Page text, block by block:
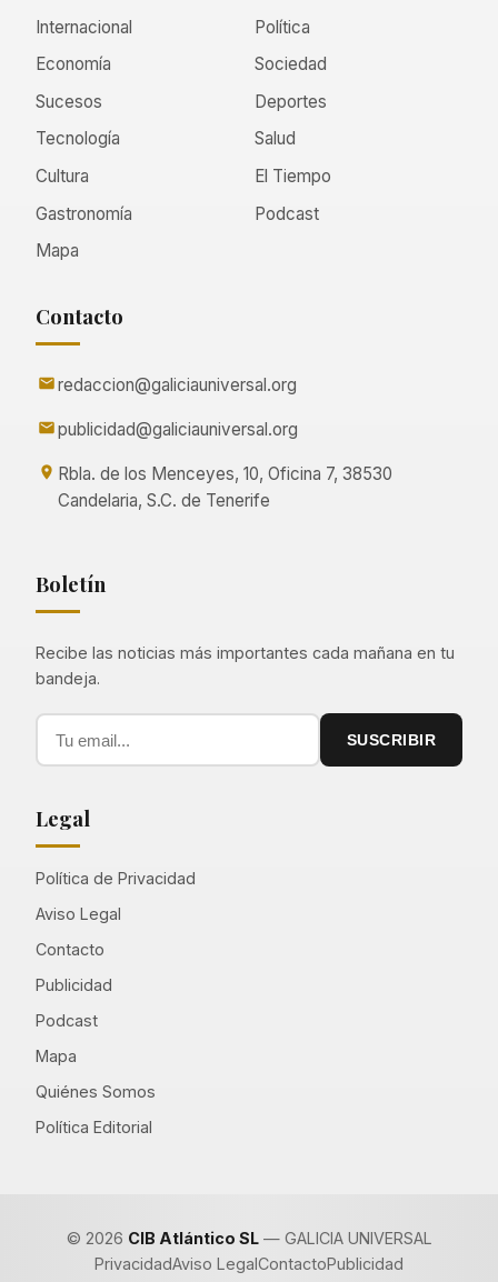
Internacional
Política
Economía
Sociedad
Sucesos
Deportes
Tecnología
Salud
Cultura
El Tiempo
Gastronomía
Podcast
Mapa
Contacto
redaccion@galiciauniversal.org
publicidad@galiciauniversal.org
Rbla. de los Menceyes, 10, Oficina 7, 38530
Candelaria, S.C. de Tenerife
Boletín
Recibe las noticias más importantes cada mañana en tu
bandeja.
SUSCRIBIR
Legal
Política de Privacidad
Aviso Legal
Contacto
Publicidad
Podcast
Mapa
Quiénes Somos
Política Editorial
© 2026 CIB Atlántico SL— GALICIA UNIVERSAL
PrivacidadAviso LegalContactoPublicidad